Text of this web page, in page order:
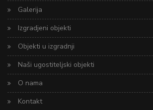
Galerija
Izgradjeni objekti
Objekti u izgradnji
Naši ugostiteljski objekti
O nama
Kontakt